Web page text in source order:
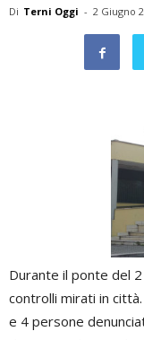
Di Terni Oggi - 2 Giugno
Durante il ponte del
controlli mirati in
e 4 persone